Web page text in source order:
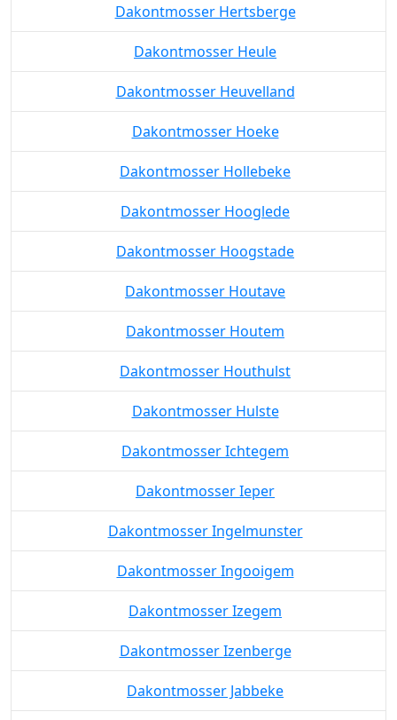
Dakontmosser Hertsberge
Dakontmosser Heule
Dakontmosser Heuvelland
Dakontmosser Hoeke
Dakontmosser Hollebeke
Dakontmosser Hooglede
Dakontmosser Hoogstade
Dakontmosser Houtave
Dakontmosser Houtem
Dakontmosser Houthulst
Dakontmosser Hulste
Dakontmosser Ichtegem
Dakontmosser Ieper
Dakontmosser Ingelmunster
Dakontmosser Ingooigem
Dakontmosser Izegem
Dakontmosser Izenberge
Dakontmosser Jabbeke